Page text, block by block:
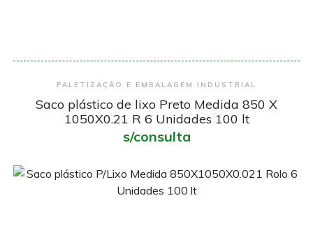
Encomendar
PALETIZAÇÃO E EMBALAGEM INDUSTRIAL
Saco plástico de lixo Preto Medida 850 X
1050X0.21 R 6 Unidades 100 lt
s/consulta